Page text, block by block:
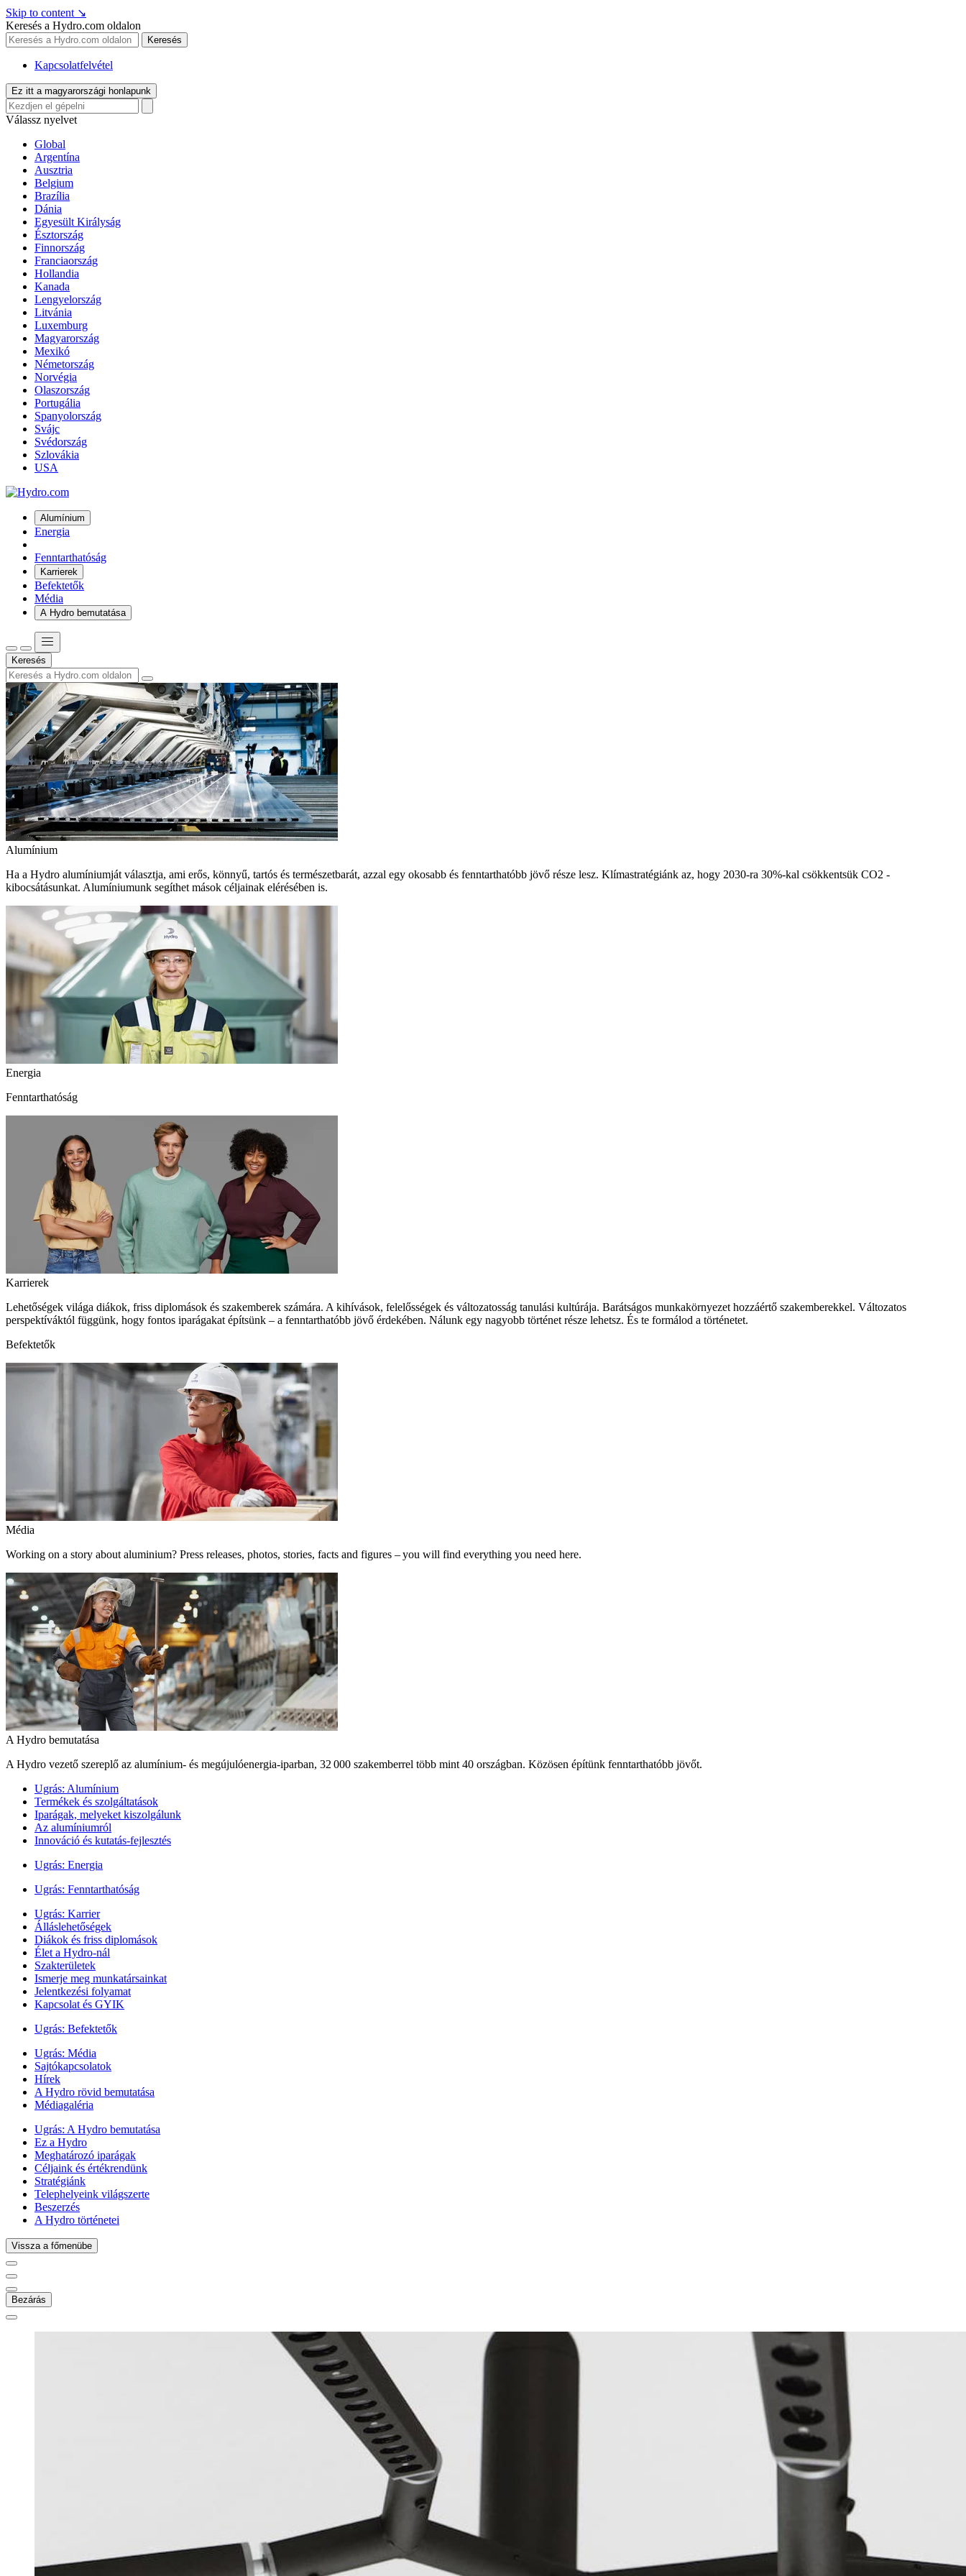
Skip to content ↘
Keresés a Hydro.com oldalon
Keresés
Kapcsolatfelvétel
Ez itt a magyarországi honlapunk
Válassz nyelvet
Global
Argentína
Ausztria
Belgium
Brazília
Dánia
Egyesült Királyság
Észtország
Finnország
Franciaország
Hollandia
Kanada
Lengyelország
Litvánia
Luxemburg
Magyarország
Mexikó
Németország
Norvégia
Olaszország
Portugália
Spanyolország
Svájc
Svédország
Szlovákia
USA
Alumínium
Energia
Fenntarthatóság
Karrierek
Befektetők
Média
A Hydro bemutatása
Keresés
Alumínium
Ha a Hydro alumíniumját választja, ami erős, könnyű, tartós és természetbarát, azzal egy okosabb és fenntarthatóbb jövő része lesz. Klímastratégiánk az, hogy 2030-ra 30%-kal csökkentsük CO2 -
kibocsátásunkat. Alumíniumunk segíthet mások céljainak elérésében is.
Energia
Fenntarthatóság
Karrierek
Lehetőségek világa diákok, friss diplomások és szakemberek számára. A kihívások, felelősségek és változatosság tanulási kultúrája. Barátságos munkakörnyezet hozzáértő szakemberekkel. Változatos
perspektíváktól függünk, hogy fontos iparágakat építsünk – a fenntarthatóbb jövő érdekében. Nálunk egy nagyobb történet része lehetsz. És te formálod a történetet.
Befektetők
Média
Working on a story about aluminium? Press releases, photos, stories, facts and figures – you will find everything you need here.
A Hydro bemutatása
A Hydro vezető szereplő az alumínium- és megújulóenergia‑iparban, 32 000 szakemberrel több mint 40 országban. Közösen építünk fenntarthatóbb jövőt.
Ugrás: Alumínium
Termékek és szolgáltatások
Iparágak, melyeket kiszolgálunk
Az alumíniumról
Innováció és kutatás-fejlesztés
Ugrás: Energia
Ugrás: Fenntarthatóság
Ugrás: Karrier
Álláslehetőségek
Diákok és friss diplomások
Élet a Hydro-nál
Szakterületek
Ismerje meg munkatársainkat
Jelentkezési folyamat
Kapcsolat és GYIK
Ugrás: Befektetők
Ugrás: Média
Sajtókapcsolatok
Hírek
A Hydro rövid bemutatása
Médiagaléria
Ugrás: A Hydro bemutatása
Ez a Hydro
Meghatározó iparágak
Céljaink és értékrendünk
Stratégiánk
Telephelyeink világszerte
Beszerzés
A Hydro történetei
Vissza a főmenübe
Bezárás